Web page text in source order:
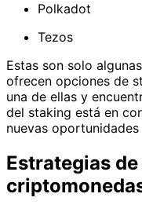
Polkadot
Tezos
Estas son solo
ofrecen opciones de
una de ellas y
del staking está en
nuevas
Estrategias